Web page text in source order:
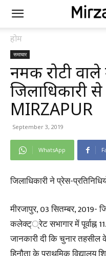
होम
समाचार
नमक रोटी
जिलाधिकारी से
MIRZAPUR
September 3, 2019
WhatsApp
जिलाधिकारी ने प्रेस-
मीरजापुर, 03 सितम्बर,
कलेक्ट््रेट सभागार में पूर्वाह्न
जानकारी दी कि चुनार